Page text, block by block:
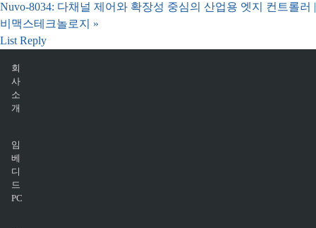
Nuvo-8034: 다채널 제어와 확장성 중심의 산업용 엣지 컨트롤러 |
비맥스테크놀로지
»
List Reply
회
사
소
개
임
베
디
드
PC